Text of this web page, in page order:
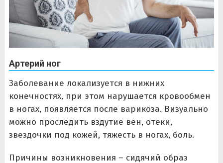
Артерий ног
Заболевание локализуется в нижних
конечностях, при этом нарушается кровообмен
в ногах, появляется после варикоза. Визуально
можно проследить вздутие вен, отеки,
звездочки под кожей, тяжесть в ногах, боль.
Причины возникновения – сидячий образ